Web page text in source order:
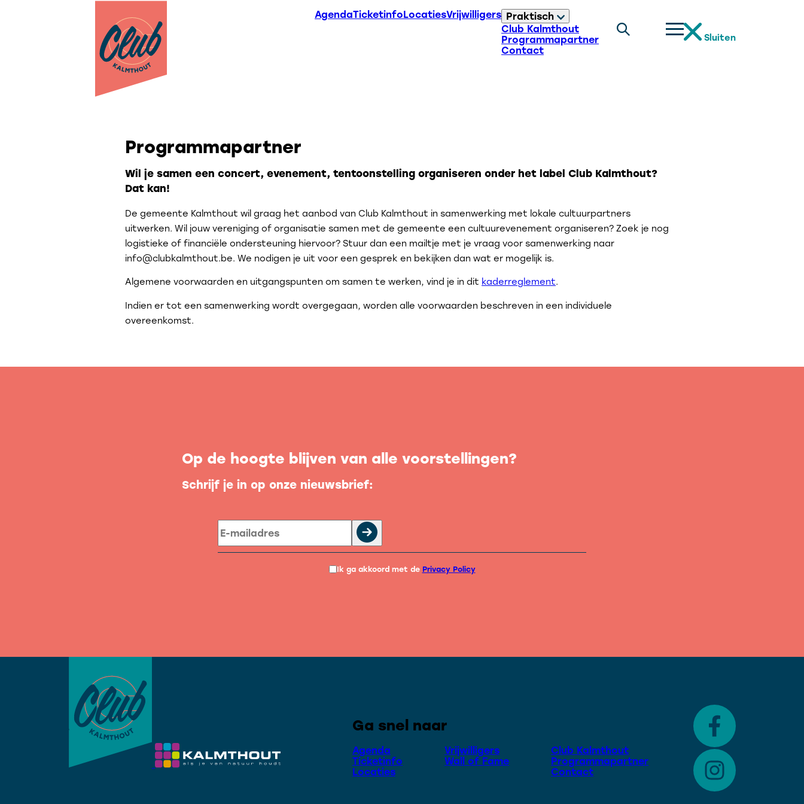
AgendaTicketinfoLocatiesVrijwilligers Praktisch
Club Kalmthout
Programmapartner
Contact
Sluiten
Programmapartner
Wil je samen een concert, evenement, tentoonstelling organiseren onder het label Club Kalmthout?
Dat kan!
De gemeente Kalmthout wil graag het aanbod van Club Kalmthout in samenwerking met lokale cultuurpartners
uitwerken. Wil jouw vereniging of organisatie samen met de gemeente een cultuurevenement organiseren? Zoek je nog
logistieke of financiële ondersteuning hiervoor? Stuur dan een mailtje met je vraag voor samenwerking naar
info@clubkalmthout.be. We nodigen je uit voor een gesprek en bekijken dan wat er mogelijk is.
Algemene voorwaarden en uitgangspunten om samen te werken, vind je in dit kaderreglement.
Indien er tot een samenwerking wordt overgegaan, worden alle voorwaarden beschreven in een individuele
overeenkomst.
Op de hoogte blijven van alle voorstellingen?
Schrijf je in op onze nieuwsbrief:
Ik ga akkoord met de Privacy Policy
Ga snel naar
Agenda
Ticketinfo
Locaties
Vrijwilligers
Wall of Fame
Club Kalmthout
Programmapartner
Contact